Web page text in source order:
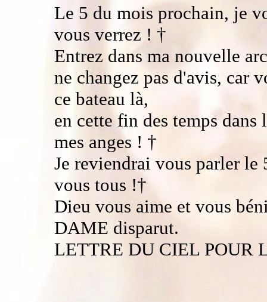
Le 5 du mois prochain, je
vous verrez ! †
Entrez dans ma nouvelle
ne changez pas d'avis, car
ce bateau là,
en cette fin des temps
mes anges ! †
Je reviendrai vous parler
vous tous !†
Dieu vous aime et vous
DAME disparut.
LETTRE DU CIEL POUR